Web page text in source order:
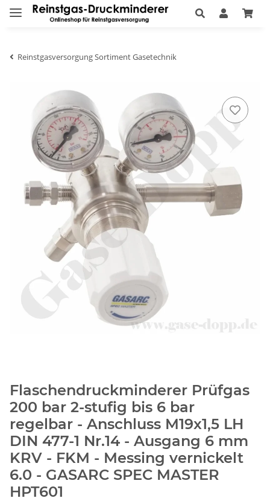
Reinstgasversorgung Sortiment Gasetechnik
Flaschendruckminderer Prüfgas
200 bar 2-stufig bis 6 bar
regelbar - Anschluss M19x1,5 LH
DIN 477-1 Nr.14 - Ausgang 6 mm
KRV - FKM - Messing vernickelt
6.0 - GASARC SPEC MASTER
HPT601